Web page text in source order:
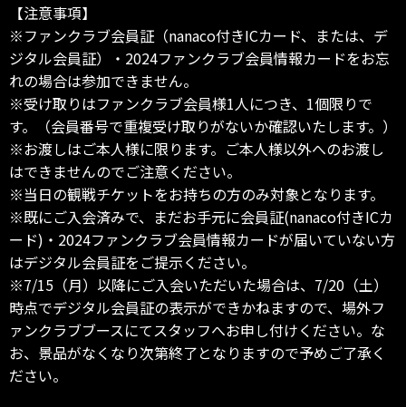
【注意事項】
※ファンクラブ会員証（nanaco付きICカード、または、デ
ジタル会員証）・2024ファンクラブ会員情報カードをお忘
れの場合は参加できません。
※受け取りはファンクラブ会員様1人につき、1個限りで
す。（会員番号で重複受け取りがないか確認いたします。）
※お渡しはご本人様に限ります。ご本人様以外へのお渡し
はできませんのでご注意ください。
※当日の観戦チケットをお持ちの方のみ対象となります。
※既にご入会済みで、まだお手元に会員証(nanaco付きICカ
ード)・2024ファンクラブ会員情報カードが届いていない方
はデジタル会員証をご提示ください。
※7/15（月）以降にご入会いただいた場合は、7/20（土）
時点でデジタル会員証の表示ができかねますので、場外フ
ァンクラブブースにてスタッフへお申し付けください。な
お、景品がなくなり次第終了となりますので予めご了承く
ださい。